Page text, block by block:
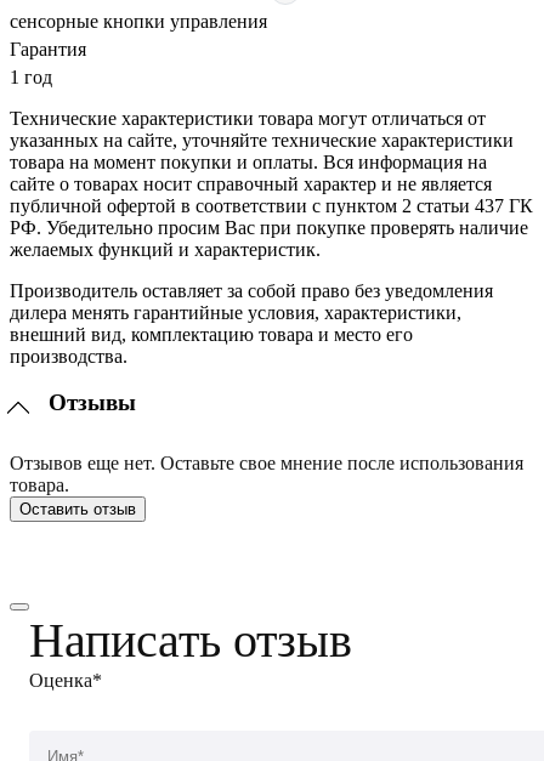
сенсорные кнопки управления
Гарантия
1 год
Технические характеристики товара могут отличаться от
указанных на сайте, уточняйте технические характеристики
товара на момент покупки и оплаты. Вся информация на
сайте о товарах носит справочный характер и не является
публичной офертой в соответствии с пунктом 2 статьи 437 ГК
РФ. Убедительно просим Вас при покупке проверять наличие
желаемых функций и характеристик.
Производитель оставляет за собой право без уведомления
дилера менять гарантийные условия, характеристики,
внешний вид, комплектацию товара и место его
производства.
Отзывы
Отзывов еще нет. Оставьте свое мнение после использования
товара.
Оставить отзыв
Написать отзыв
Оценка*